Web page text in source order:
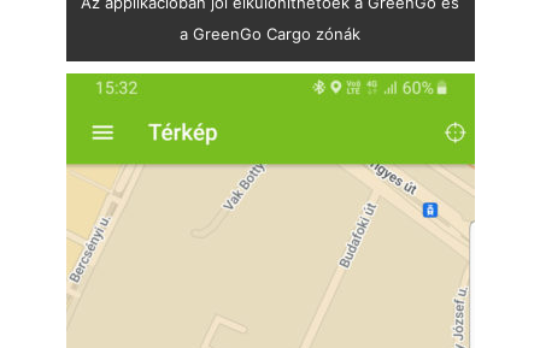
a GreenGo Cargo zónák